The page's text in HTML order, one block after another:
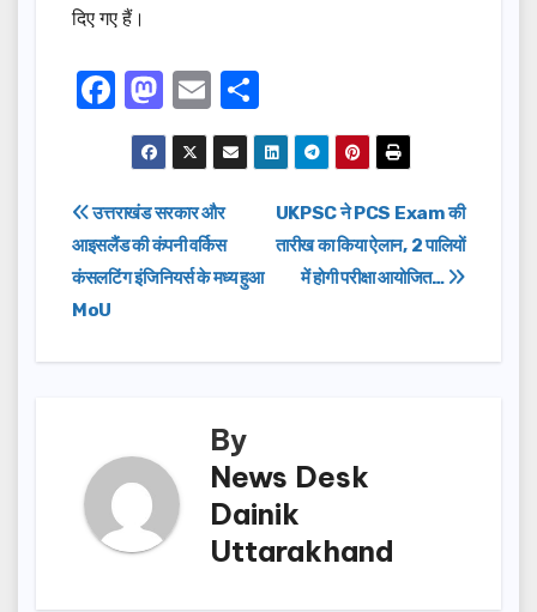
दिए गए हैं।
F
a
c
e
b
o
k
M
a
st
o
d
o
E
m
ail
h
ar
e
Post
navigation
UKPSC ने PCS Exam की
तारीख का किया ऐलान, 2 पालियों
में होगी परीक्षा आयोजित…
उत्तराखंड सरकार और
आइसलैंड की कंपनी वर्किस
कंसलटिंग इंजिनियर्स के मध्य हुआ
MoU
By
News Desk
Dainik
Uttarakhand